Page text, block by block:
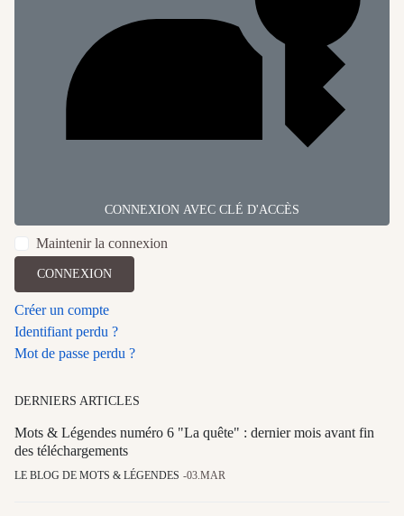
CONNEXION AVEC CLÉ D'ACCÈS
Maintenir la connexion
CONNEXION
Créer un compte
Identifiant perdu ?
Mot de passe perdu ?
DERNIERS ARTICLES
Mots & Légendes numéro 6 "La quête" : dernier mois avant fin
des téléchargements
LE BLOG DE MOTS & LÉGENDES 03.MAR